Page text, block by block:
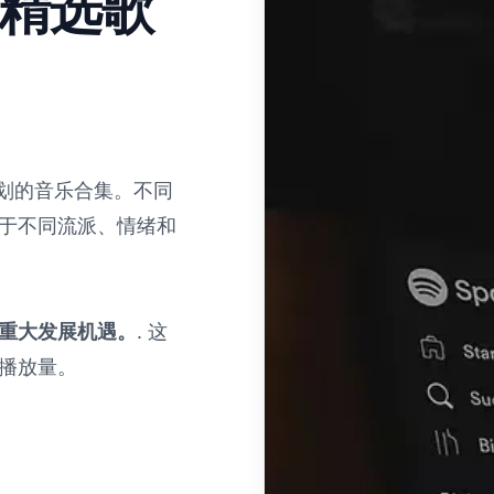
的音乐合集。不同
不同流派、情绪和
大发展机遇。 . 这
放量。